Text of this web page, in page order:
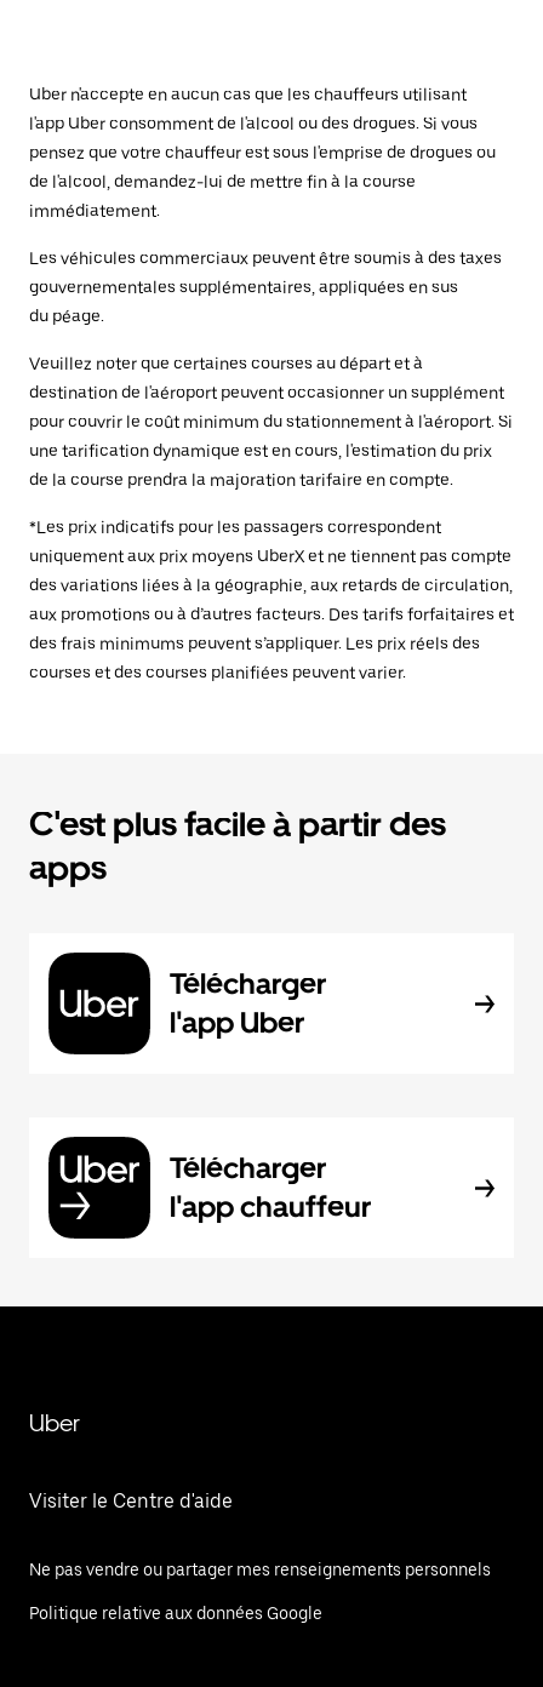
Uber n'accepte en aucun cas que les chauffeurs utilisant
l'app Uber consomment de l'alcool ou des drogues. Si vous
pensez que votre chauffeur est sous l'emprise de drogues ou
de l'alcool, demandez-lui de mettre fin à la course
immédiatement.
Les véhicules commerciaux peuvent être soumis à des taxes
gouvernementales supplémentaires, appliquées en sus
du péage.
Veuillez noter que certaines courses au départ et à
destination de l'aéroport peuvent occasionner un supplément
pour couvrir le coût minimum du stationnement à l'aéroport. Si
une tarification dynamique est en cours, l'estimation du prix
de la course prendra la majoration tarifaire en compte.
*Les prix indicatifs pour les passagers correspondent
uniquement aux prix moyens UberX et ne tiennent pas compte
des variations liées à la géographie, aux retards de circulation,
aux promotions ou à d’autres facteurs. Des tarifs forfaitaires et
des frais minimums peuvent s’appliquer. Les prix réels des
courses et des courses planifiées peuvent varier.
C'est plus facile à partir des
apps
Télécharger
l'app Uber
Télécharger
l'app chauffeur
Uber
Visiter le Centre d'aide
Ne pas vendre ou partager mes renseignements personnels
Politique relative aux données Google